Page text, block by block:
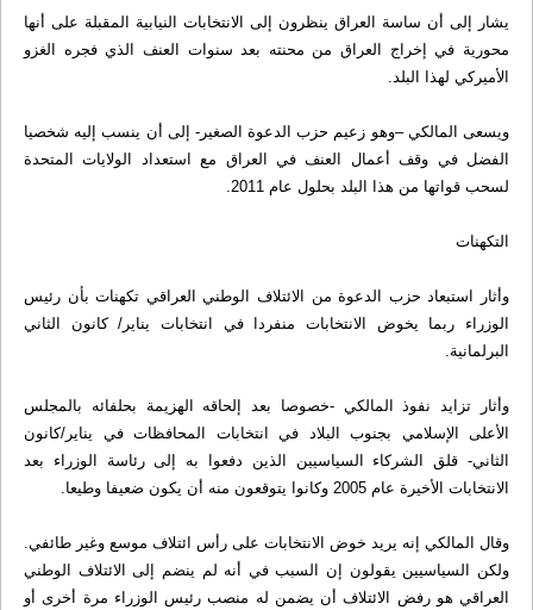
يشار إلى أن ساسة العراق ينظرون إلى الانتخابات النيابية المقبلة على أنها
محورية في إخراج العراق من محنته بعد سنوات العنف الذي فجره الغزو
الأميركي لهذا البلد.
ويسعى المالكي –وهو زعيم حزب الدعوة الصغير- إلى أن ينسب إليه شخصيا
الفضل في وقف أعمال العنف في العراق مع استعداد الولايات المتحدة
لسحب قواتها من هذا البلد بحلول عام 2011.
التكهنات
وأثار استبعاد حزب الدعوة من الائتلاف الوطني العراقي تكهنات بأن رئيس
الوزراء ربما يخوض الانتخابات منفردا في انتخابات يناير/ كانون الثاني
البرلمانية.
وأثار تزايد نفوذ المالكي -خصوصا بعد إلحاقه الهزيمة بحلفائه بالمجلس
الأعلى الإسلامي بجنوب البلاد في انتخابات المحافظات في يناير/كانون
الثاني- قلق الشركاء السياسيين الذين دفعوا به إلى رئاسة الوزراء بعد
الانتخابات الأخيرة عام 2005 وكانوا يتوقعون منه أن يكون ضعيفا وطيعا.
وقال المالكي إنه يريد خوض الانتخابات على رأس ائتلاف موسع وغير طائفي.
ولكن السياسيين يقولون إن السبب في أنه لم ينضم إلى الائتلاف الوطني
العراقي هو رفض الائتلاف أن يضمن له منصب رئيس الوزراء مرة أخرى أو